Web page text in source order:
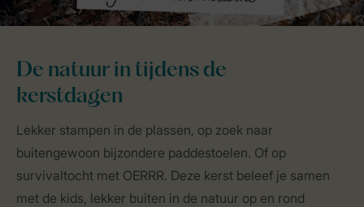
De natuur in tijdens de
kerstdagen
Lekker stampen in de plassen, op zoek naar
buitengewoon bijzondere paddestoelen. Of op
survivaltocht met OERRR. Deze kerst beleef je samen
met de kids, lekker buiten in de natuur op en rond